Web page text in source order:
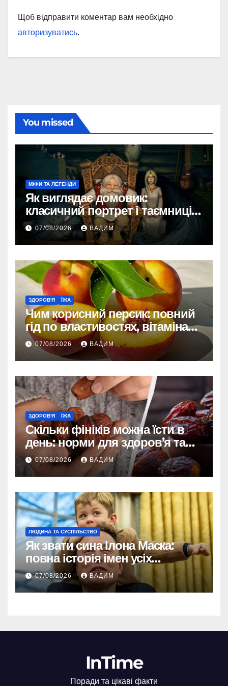
Щоб відправити коментар вам необхідно
авторизуватись.
You missed
МІФИ ТА ЛЕГЕНДИ
Як виглядає домовик:
класичний портрет і таємниці
зовнішності
07/08/2026 ВАДИМ
ЗДОРОВ'Я ЇЖА
Чим корисний персик: повний
гід по властивостях, вітамінах і
впливі на організм
07/08/2026 ВАДИМ
ЗДОРОВ'Я ЇЖА
Скільки фініків можна їсти в
день: норми для здоров’я та
енергії
07/08/2026 ВАДИМ
ЛЮДИНА ТА СУСПІЛЬСТВО
Як звати сина Ілона Маска:
повна історія імен усіх
хлопчиків мільярдера
07/08/2026 ВАДИМ
InTime
Поради та цікаві факти